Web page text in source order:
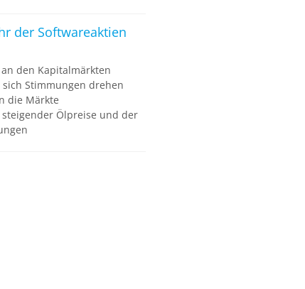
der Softwareaktien
den Kapitalmärkten
Stimmungen drehen
die Märkte
Ölpreise und der